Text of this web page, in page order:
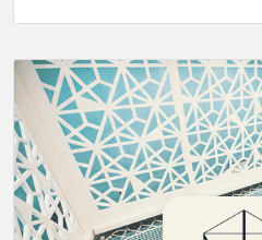
bâtiment chargé d’histoire,
est un lieu où se mêlent
être. Ici, on tatoue pour
RDV : https://
tattooshop.com/contact